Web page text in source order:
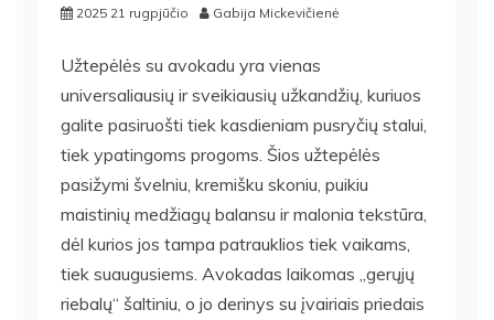
2025 21 rugpjūčio Gabija Mickevičienė
Užtepėlės su avokadu yra vienas
universaliausių ir sveikiausių užkandžių, kuriuos
galite pasiruošti tiek kasdieniam pusryčių stalui,
tiek ypatingoms progoms. Šios užtepėlės
pasižymi švelniu, kremišku skoniu, puikiu
maistinių medžiagų balansu ir malonia tekstūra,
dėl kurios jos tampa patrauklios tiek vaikams,
tiek suaugusiems. Avokadas laikomas „gerųjų
riebalų“ šaltiniu, o jo derinys su įvairiais priedais